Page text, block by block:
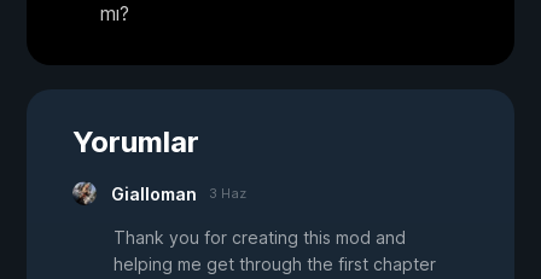
mı?
Yorumlar
Gialloman 3 Haz
Thank you for creating this mod and
helping me get through the first chapter